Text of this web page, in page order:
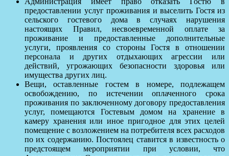
предоставлении услуг проживания и выселить Гостя из
сельского гостевого дома в случаях нарушения
настоящих Правил, несвоевременной оплате за
проживание и предоставленные дополнительные
услуги, проявления со стороны Гостя в отношении
персонала и других отдыхающих агрессии или
действий, угрожающих безопасности здоровья или
имущества других лиц.
Вещи, оставленные гостем в номере, подлежащем
освобождению, по истечении оплаченного срока
проживания по заключенному договору предоставления
услуг, помещаются Гостевым домом на хранение в
камеру хранения или иное пригодное для этих целей
помещение с возложением на потребителя всех расходов
по их содержанию. Постоялец ставится в известность о
предстоящем мероприятии при условии, что